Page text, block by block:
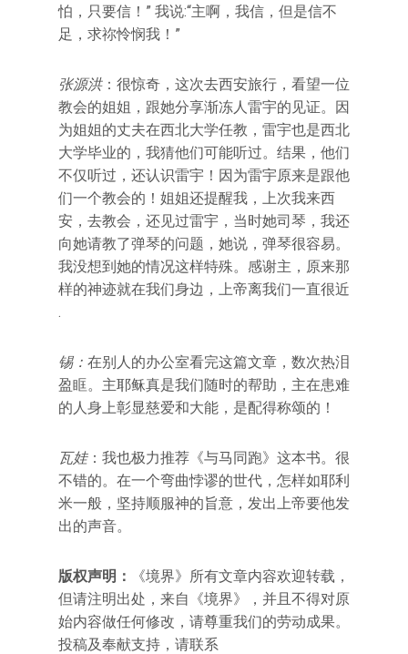
怕，只要信！” 我说:“主啊，我信，但是信不
足，求祢怜悯我！”
张源洪：很惊奇，这次去西安旅行，看望一位
教会的姐姐，跟她分享渐冻人雷宇的见证。因
为姐姐的丈夫在西北大学任教，雷宇也是西北
大学毕业的，我猜他们可能听过。结果，他们
不仅听过，还认识雷宇！因为雷宇原来是跟他
们一个教会的！姐姐还提醒我，上次我来西
安，去教会，还见过雷宇，当时她司琴，我还
向她请教了弹琴的问题，她说，弹琴很容易。
我没想到她的情况这样特殊。感谢主，原来那
样的神迹就在我们身边，上帝离我们一直很近
.
锡： 在别人的办公室看完这篇文章，数次热泪
盈眶。主耶稣真是我们随时的帮助，主在患难
的人身上彰显慈爱和大能，是配得称颂的！
瓦娃：我也极力推荐《与马同跑》这本书。很
不错的。在一个弯曲悖谬的世代，怎样如耶利
米一般，坚持顺服神的旨意，发出上帝要他发
出的声音。
版权声明：
《境界》所有文章内容欢迎转载，
但请注明出处，来自《境界》，并且不得对原
始内容做任何修改，请尊重我们的劳动成果。
投稿及奉献支持，请联系